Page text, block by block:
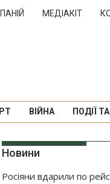
МЕДІАКІТ
ВІЙНА ПОДІЇ
Новини
Росіяни вдарили по